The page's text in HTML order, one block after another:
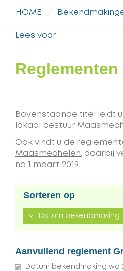
HOME
Lees voor
Bovenstaande titel leidt
lokaal bestuur
Ook vindt u de
Maasmechelen , daarbij
na 1 maart 2019.
Sorteren op
Datum bekendmaking
Aanvullend reglement
Datum bekendmaking wo